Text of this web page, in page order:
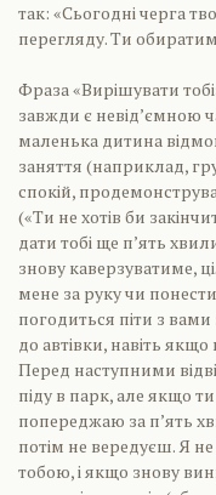
так: «Сьогодні черга
перегляду. Ти
Фраза «Вирішувати
завжди є невід’ємною
маленька дитина
заняття (наприклад,
спокій,
(«Ти не хотів би
дати тобі ще п’ять
знову каверзуватиме,
мене за руку чи
погодиться піти з вами
до автівки, навіть
Перед наступними
піду в парк, але якщо
попереджаю за п’ять
потім не вередуєш. Я
тобою, і якщо знову